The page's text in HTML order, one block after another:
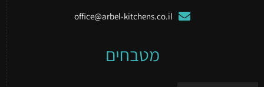
office@arbel-kitchens.co.il
מטבחים